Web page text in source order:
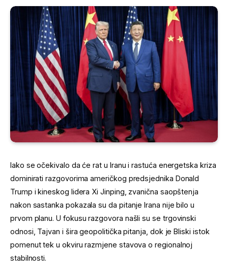
Iako se očekivalo da će rat u Iranu i rastuća energetska kriza
dominirati razgovorima američkog predsjednika Donald
Trump i kineskog lidera Xi Jinping, zvanična saopštenja
nakon sastanka pokazala su da pitanje Irana nije bilo u
prvom planu. U fokusu razgovora našli su se trgovinski
odnosi, Tajvan i šira geopolitička pitanja, dok je Bliski istok
pomenut tek u okviru razmjene stavova o regionalnoj
stabilnosti.